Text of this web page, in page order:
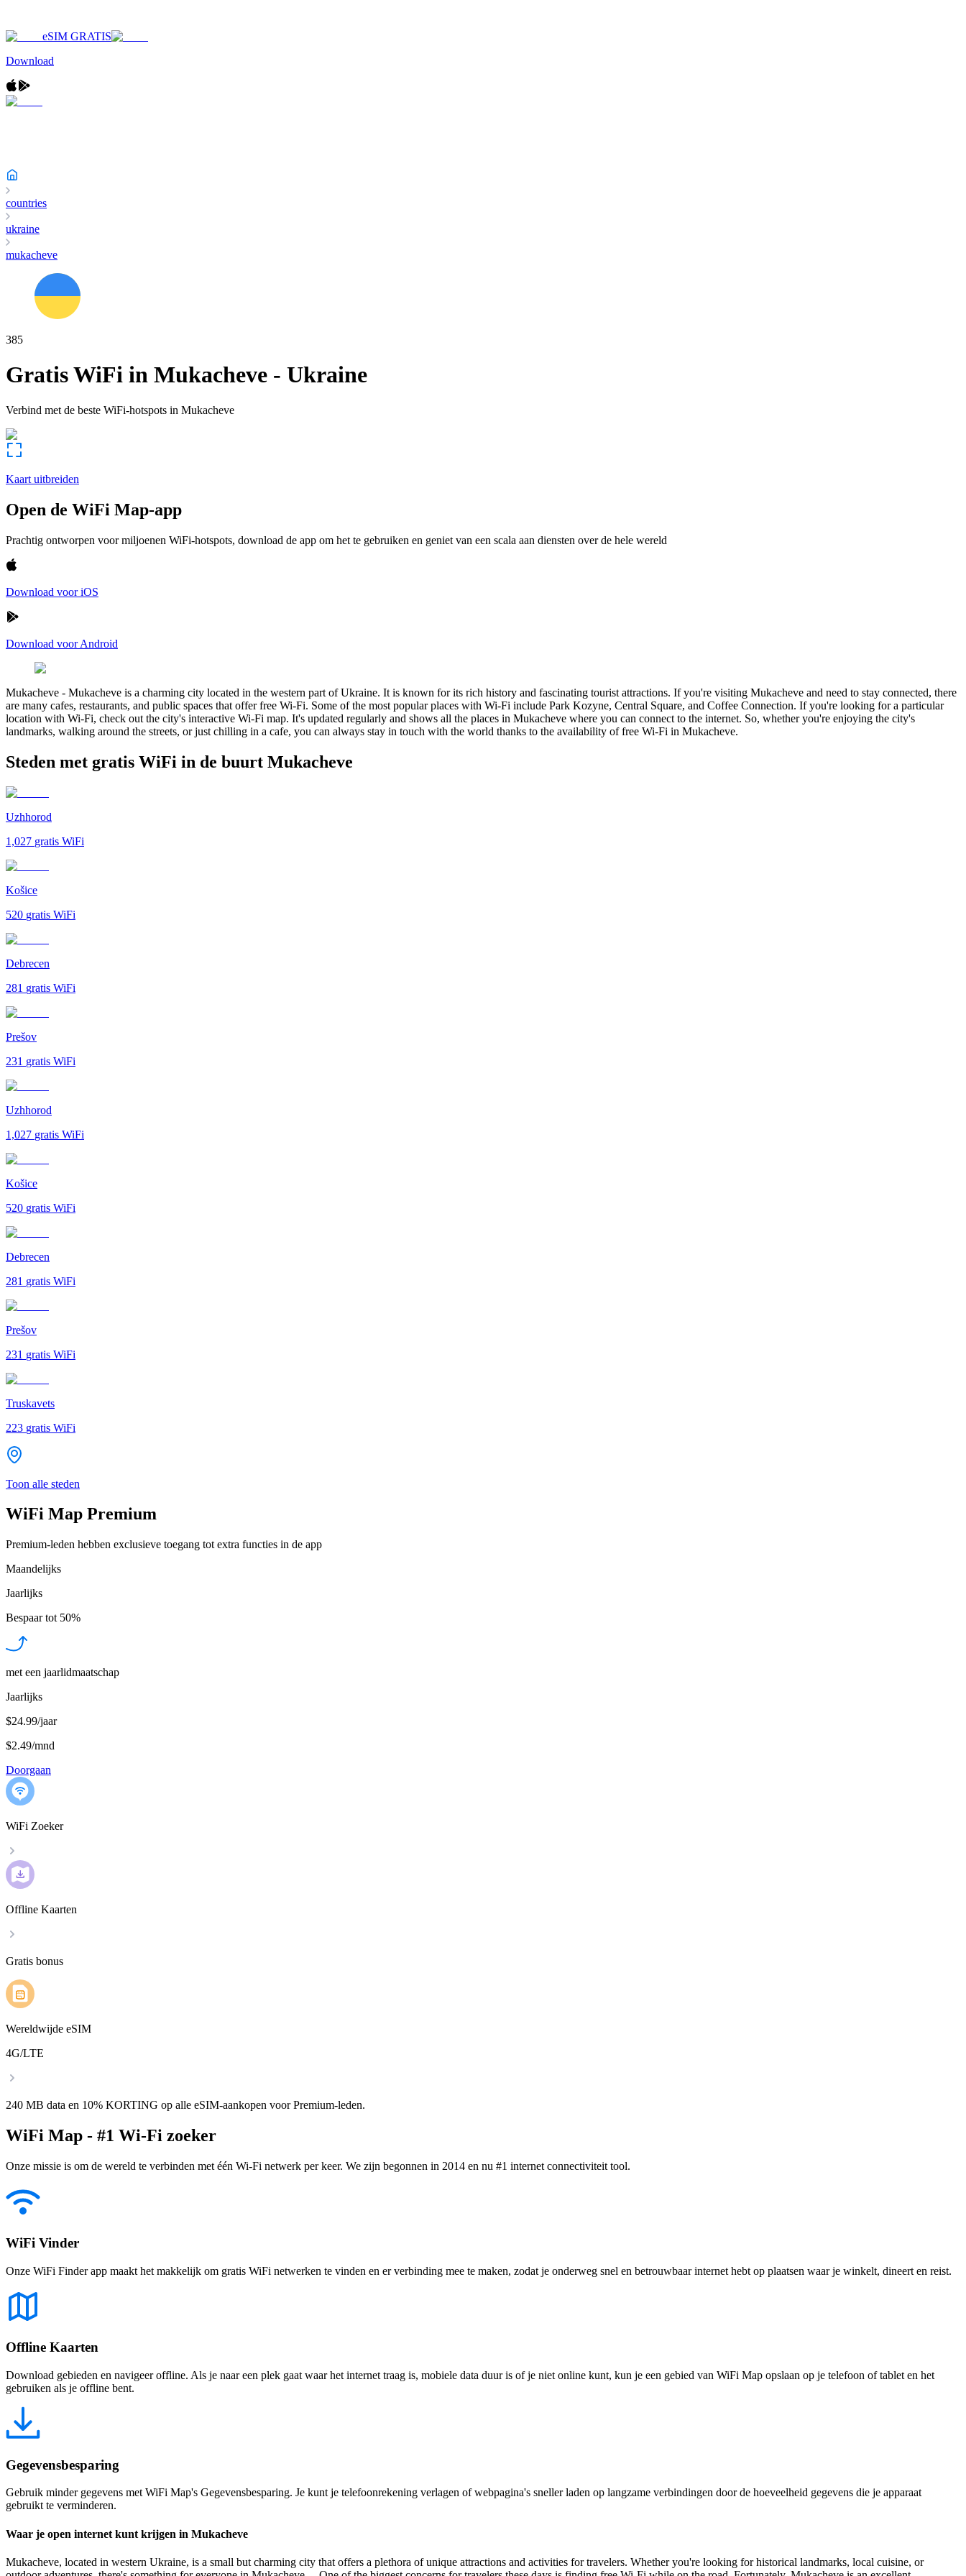
eSIM GRATIS
Download
countries
ukraine
mukacheve
385
Gratis WiFi in Mukacheve - Ukraine
Verbind met de beste WiFi-hotspots in Mukacheve
Kaart uitbreiden
Open de WiFi Map-app
Prachtig ontworpen voor miljoenen WiFi-hotspots, download de app om het te gebruiken en geniet van een scala aan diensten over de hele wereld
Download voor iOS
Download voor Android
Mukacheve - Mukacheve is a charming city located in the western part of Ukraine. It is known for its rich history and fascinating tourist attractions. If you're visiting Mukacheve and need to stay connected, there
are many cafes, restaurants, and public spaces that offer free Wi-Fi. Some of the most popular places with Wi-Fi include Park Kozyne, Central Square, and Coffee Connection. If you're looking for a particular
location with Wi-Fi, check out the city's interactive Wi-Fi map. It's updated regularly and shows all the places in Mukacheve where you can connect to the internet. So, whether you're enjoying the city's
landmarks, walking around the streets, or just chilling in a cafe, you can always stay in touch with the world thanks to the availability of free Wi-Fi in Mukacheve.
Steden met gratis WiFi in de buurt Mukacheve
Uzhhorod
1,027 gratis WiFi
Košice
520 gratis WiFi
Debrecen
281 gratis WiFi
Prešov
231 gratis WiFi
Uzhhorod
1,027 gratis WiFi
Košice
520 gratis WiFi
Debrecen
281 gratis WiFi
Prešov
231 gratis WiFi
Truskavets
223 gratis WiFi
Toon alle steden
WiFi Map Premium
Premium-leden hebben exclusieve toegang tot extra functies in de app
Maandelijks
Jaarlijks
Bespaar tot 50%
met een jaarlidmaatschap
Jaarlijks
$24.99/jaar
$2.49/mnd
Doorgaan
WiFi Zoeker
Offline Kaarten
Gratis bonus
Wereldwijde eSIM
4G/LTE
240 MB data en 10% KORTING op alle eSIM-aankopen voor Premium-leden.
WiFi Map - #1 Wi-Fi zoeker
Onze missie is om de wereld te verbinden met één Wi-Fi netwerk per keer. We zijn begonnen in 2014 en nu #1 internet connectiviteit tool.
WiFi Vinder
Onze WiFi Finder app maakt het makkelijk om gratis WiFi netwerken te vinden en er verbinding mee te maken, zodat je onderweg snel en betrouwbaar internet hebt op plaatsen waar je winkelt, dineert en reist.
Offline Kaarten
Download gebieden en navigeer offline. Als je naar een plek gaat waar het internet traag is, mobiele data duur is of je niet online kunt, kun je een gebied van WiFi Map opslaan op je telefoon of tablet en het
gebruiken als je offline bent.
Gegevensbesparing
Gebruik minder gegevens met WiFi Map's Gegevensbesparing. Je kunt je telefoonrekening verlagen of webpagina's sneller laden op langzame verbindingen door de hoeveelheid gegevens die je apparaat
gebruikt te verminderen.
Waar je open internet kunt krijgen in Mukacheve
Mukacheve, located in western Ukraine, is a small but charming city that offers a plethora of unique attractions and activities for travelers. Whether you're looking for historical landmarks, local cuisine, or